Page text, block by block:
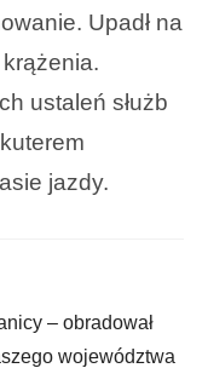
Upadł na
ustaleń służb
jazdy.
– obradował
województwa